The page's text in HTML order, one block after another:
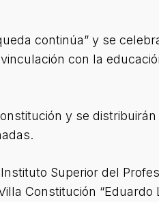
continúa” y se
con la
y se
Superior del
Constitución “Eduardo